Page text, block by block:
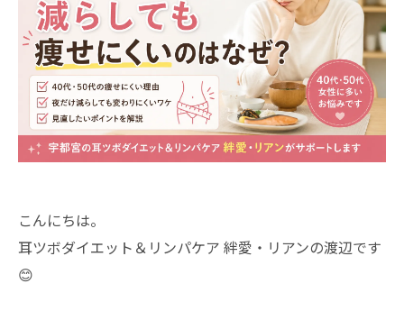
こんにちは。
耳ツボダイエット＆リンパケア 絆愛・リアンの渡辺です
😊